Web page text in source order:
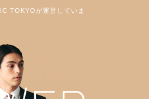
TOKYOが運営していま